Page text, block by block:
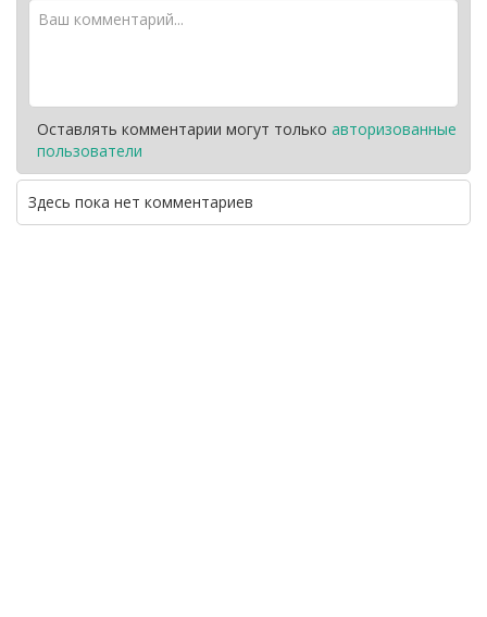
Оставлять комментарии могут только авторизованные
пользователи
Здесь пока нет комментариев